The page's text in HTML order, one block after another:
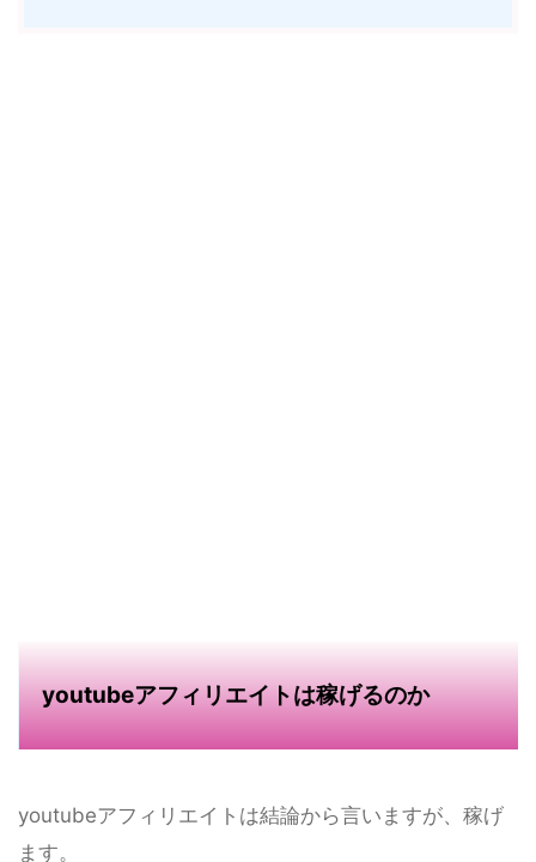
youtubeアフィリエイトは稼げるのか
youtubeアフィリエイトは結論から言いますが、稼げ
ます。